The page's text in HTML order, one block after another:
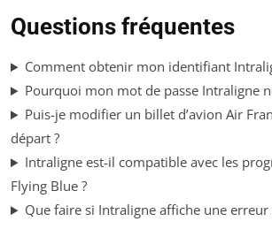
Questions fréquentes
Comment obtenir mon identifiant
Pourquoi mon mot de passe Intraligne
Puis-je modifier un billet d’avion Air
départ ?
Intraligne est-il compatible avec les
Flying Blue ?
Que faire si Intraligne affiche une erreur